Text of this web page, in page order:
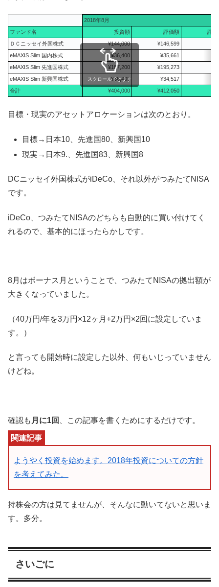
2018年8月
ファンド名
投資額 評価額
評価
ＤＣニッセイ外国株式
¥144,000 ¥146,599
eMAXIS Slim 国内株式
¥36,400 ¥35,661
eMAXIS Slim 先進国株式
¥187,200 ¥195,273
eMAXIS Slim 新興国株式
¥36,400 ¥34,517
-
合計
¥404,000 ¥412,050
スクロールできます
目標・現実のアセットアロケーションは次のとおり。
目標→日本10、先進国80、新興国10
現実→日本9.、先進国83、新興国8
DCニッセイ外国株式がiDeCo、それ以外がつみたてNISA
です。
iDeCo、つみたてNISAのどちらも自動的に買い付けてく
れるので、基本的にほったらかしです。
8月はボーナス月ということで、つみたてNISAの拠出額が
大きくなっていました。
（40万円/年を3万円×12ヶ月+2万円×2回に設定していま
す。）
と言っても開始時に設定した以外、何もいじっていません
けどね。
確認も 月に1回 、この記事を書くためにするだけです。
ようやく投資を始めます。2018年投資についての方針
を考えてみた。
持株会の方は見てませんが、そんなに動いてないと思いま
す。多分。
さいごに